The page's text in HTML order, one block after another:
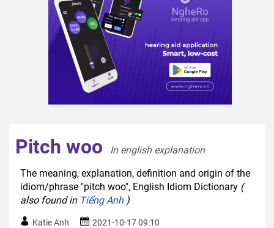
Pitch woo
In english explanation
The meaning, explanation, definition and origin of the
idiom/phrase "pitch woo", English Idiom Dictionary (
also found in Tiếng Anh)
Katie Anh 2021-10-17 09:10